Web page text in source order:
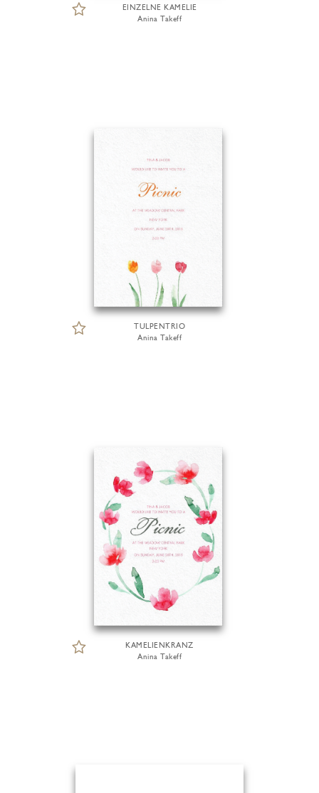
EINZELNE KAMELIE
Anina Takeff
TULPENTRIO
Anina Takeff
KAMELIENKRANZ
Anina Takeff